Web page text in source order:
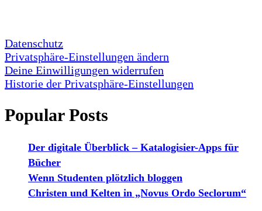
Datenschutz
Privatsphäre-Einstellungen ändern
Deine Einwilligungen widerrufen
Historie der Privatsphäre-Einstellungen
Popular Posts
Der digitale Überblick – Katalogisier-Apps für
Bücher
Wenn Studenten plötzlich bloggen
Christen und Kelten in „Novus Ordo Seclorum“